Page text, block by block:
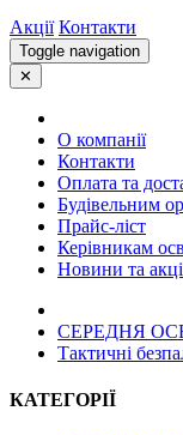
Акції Контакти
Toggle navigation
✕
О компанії
Контакти
Оплата та
Будівельним
Прайс-ліст
Керівникам
Новини та
СЕРЕДНЯ
Тактичні
КАТЕГОРІЇ